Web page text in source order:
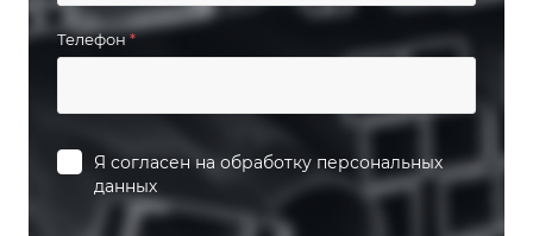
Телефон*
Я согласен на обработку персональных
данных